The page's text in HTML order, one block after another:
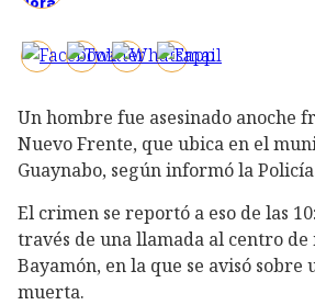
Un hombre fue asesinado anoche
Nuevo Frente, que ubica en el
Guaynabo, según informó la
El crimen se reportó a eso de las
través de una llamada al centro de
Bayamón, en la que se avisó sobre
muerta.